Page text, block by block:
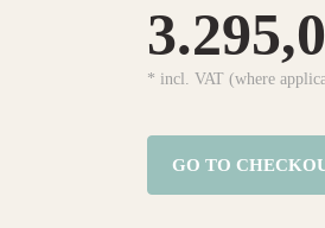
* incl. VAT (where
GO TO